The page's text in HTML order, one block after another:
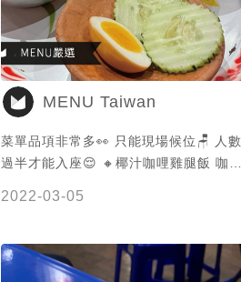
MENU Taiwan
菜單品項非常多👀 只能現場候位🪑 人數
過半才能入座😌 🔸椰汁咖哩雞腿飯 咖哩
餅 皮脆蝦漿又Q🦐 吃得到蝦塊且口感拿
捏很很剛好👍 謝謝@意馨黃提供美照❤️
2022-03-05